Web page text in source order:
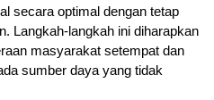
secara optimal dengan tetap
Langkah-langkah ini diharapkan
masyarakat setempat dan
sumber daya yang tidak